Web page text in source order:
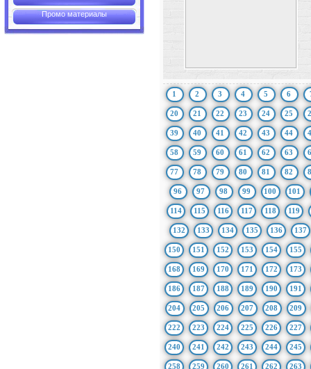
Промо материалы
1 2 3 4 5 6
20 21 22 23 24 25
39 40 41 42 43 44
58 59 60 61 62 63
77 78 79 80 81 82
96 97 98 99 100 101
114 115 116 117 118 119
132 133 134 135 136 137
150 151 152 153 154 155
168 169 170 171 172 173
186 187 188 189 190 191
204 205 206 207 208 209
222 223 224 225 226 227
240 241 242 243 244 245
258 259 260 261 262 263